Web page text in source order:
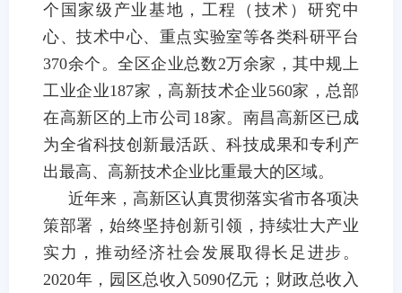
个国家级产业基地， 工程（技术）研究中
心、技术中心、重点实验室等各类科研平台
370余个。全区企业总数2万余家，其中规上
工业企业187家，高新技术企业560家，总部
在高新区的上市公司 18家。 南昌 高新区已成
为全省科技创新最活跃、科技成果和专利产
出最高、高新技术企业比重最大的区域。
近年来，高新区认真贯彻落实省市各项决
策部署，始终坚持创新引领，持续壮大产业
实力 ，推动经济社会发展取得长足进步。
2020年，园区总收入 5090亿元；财政总收入